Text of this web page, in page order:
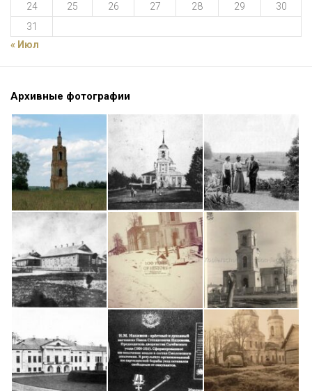
24
25 26 27 28 29
30
31
« Июл
Архивные фотографии